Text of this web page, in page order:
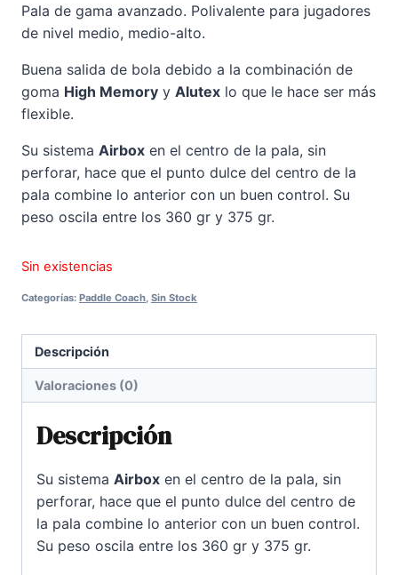
original
245,00€.
actual
193,00€.
Pala de gama avanzado. Polivalente para jugadores
de nivel medio, medio-alto.
Buena salida de bola debido a la combinación de
goma High Memory y Alutex lo que le hace ser más
flexible.
Su sistema Airbox en el centro de la pala, sin
perforar, hace que el punto dulce del centro de la
pala combine lo anterior con un buen control. Su
peso oscila entre los 360 gr y 375 gr.
Sin existencias
Categorías: Paddle Coach Sin Stock
Descripción
Valoraciones (0)
Descripción
Su sistema Airbox en el centro de la pala, sin
perforar, hace que el punto dulce del centro de
la pala combine lo anterior con un buen control.
Su peso oscila entre los 360 gr y 375 gr.